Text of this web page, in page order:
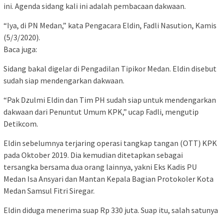
ini. Agenda sidang kali ini adalah pembacaan dakwaan.
“Iya, di PN Medan,” kata Pengacara Eldin, Fadli Nasution, Kamis
(5/3/2020).
Baca juga:
Sidang bakal digelar di Pengadilan Tipikor Medan. Eldin disebut
sudah siap mendengarkan dakwaan.
“Pak Dzulmi Eldin dan Tim PH sudah siap untuk mendengarkan
dakwaan dari Penuntut Umum KPK,” ucap Fadli, mengutip
Detikcom.
Eldin sebelumnya terjaring operasi tangkap tangan (OTT) KPK
pada Oktober 2019. Dia kemudian ditetapkan sebagai
tersangka bersama dua orang lainnya, yakni Eks Kadis PU
Medan Isa Ansyari dan Mantan Kepala Bagian Protokoler Kota
Medan Samsul Fitri Siregar.
Eldin diduga menerima suap Rp 330 juta. Suap itu, salah satunya